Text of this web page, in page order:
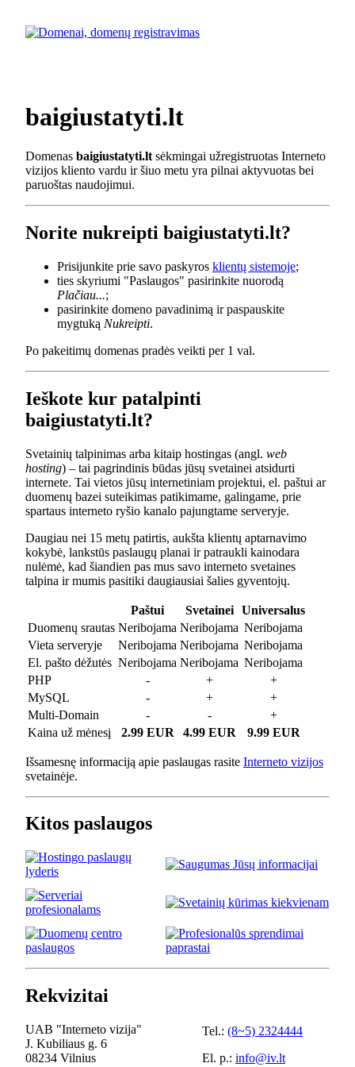
baigiustatyti.lt
Domenas baigiustatyti.lt sėkmingai užregistruotas Interneto
vizijos kliento vardu ir šiuo metu yra pilnai aktyvuotas bei
paruoštas naudojimui.
Norite nukreipti baigiustatyti.lt?
Prisijunkite prie savo paskyros klientų sistemoje;
ties skyriumi "Paslaugos" pasirinkite nuorodą
Plačiau...;
pasirinkite domeno pavadinimą ir paspauskite
mygtuką Nukreipti.
Po pakeitimų domenas pradės veikti per 1 val.
Ieškote kur patalpinti
baigiustatyti.lt?
Svetainių talpinimas arba kitaip hostingas (angl. web
hosting) – tai pagrindinis būdas jūsų svetainei atsidurti
internete. Tai vietos jūsų internetiniam projektui, el. paštui ar
duomenų bazei suteikimas patikimame, galingame, prie
spartaus interneto ryšio kanalo pajungtame serveryje.
Daugiau nei 15 metų patirtis, aukšta klientų aptarnavimo
kokybė, lankstūs paslaugų planai ir patraukli kainodara
nulėmė, kad šiandien pas mus savo interneto svetaines
talpina ir mumis pasitiki daugiausiai šalies gyventojų.
Paštui Svetainei
Universalus
Duomenų srautas Neribojama Neribojama Neribojama
Vieta serveryje
Neribojama Neribojama Neribojama
El. pašto dėžutės Neribojama Neribojama Neribojama
PHP
- +
+
MySQL
- +
+
Multi-Domain
- -
+
Kaina už mėnesį
2.99 EUR 4.99 EUR 9.99 EUR
Išsamesnę informaciją apie paslaugas rasite Interneto vizijos
svetainėje.
Kitos paslaugos
Rekvizitai
UAB "Interneto vizija"
J. Kubiliaus g. 6
08234 Vilnius
Tel.: (8~5) 2324444
El. p.: info@iv.lt